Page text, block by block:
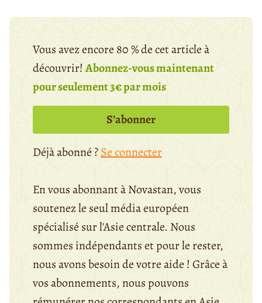
Vous avez encore 80 % de cet article à
découvrir!Abonnez-vous maintenant
pour seulement 3€ par mois
S’abonner
Déjà abonné ?Se connecter
En vous abonnant à Novastan, vous
soutenez le seul média européen
spécialisé sur l'Asie centrale. Nous
sommes indépendants et pour le rester,
nous avons besoin de votre aide ! Grâce à
vos abonnements, nous pouvons